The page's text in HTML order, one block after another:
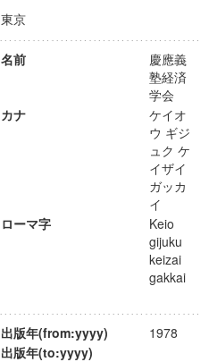
東京
名前
慶應義
塾経済
学会
カナ
ケイオ
ウ ギジ
ュク ケ
イザイ
ガッカ
イ
ローマ字
Keio
gijuku
keizai
gakkai
出版年(from:yyyy)
1978
出版年(to:yyyy)